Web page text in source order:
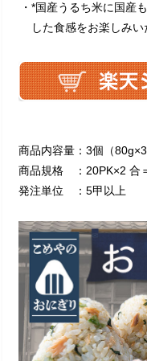
・*国産うるち米に国産
した食感をお楽しみい
商品内容量：3個（80g×3
商品規格 ：20PK×2 合
発注単位 ：5甲以上